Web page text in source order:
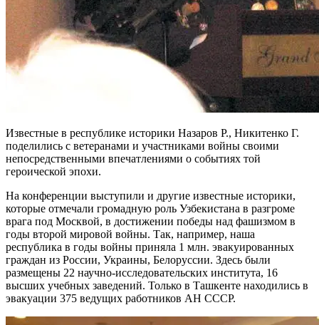
Известные в республике историки Назаров Р., Никитенко Г.
поделились с ветеранами и участниками войны своими
непосредственными впечатлениями о событиях той
героической эпохи.
На конференции выступили и другие известные историки,
которые отмечали громадную роль Узбекистана в разгроме
врага под Москвой, в достижении победы над фашизмом в
годы второй мировой войны. Так, например, наша
республика в годы войны приняла 1 млн. эвакуированных
граждан из России, Украины, Белоруссии. Здесь были
размещены 22 научно-исследовательских института, 16
высших учебных заведений. Только в Ташкенте находились в
эвакуации 375 ведущих работников АН СССР.